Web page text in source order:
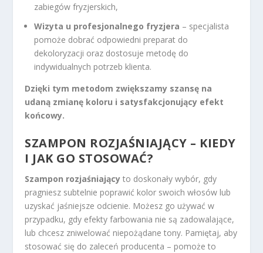
zabiegów fryzjerskich,
Wizyta u profesjonalnego fryzjera – specjalista
pomoże dobrać odpowiedni preparat do
dekoloryzacji oraz dostosuje metodę do
indywidualnych potrzeb klienta.
Dzięki tym metodom zwiększamy szansę na
udaną zmianę koloru i satysfakcjonujący efekt
końcowy.
SZAMPON ROZJAŚNIAJĄCY – KIEDY
I JAK GO STOSOWAĆ?
Szampon rozjaśniający to doskonały wybór, gdy
pragniesz subtelnie poprawić kolor swoich włosów lub
uzyskać jaśniejsze odcienie. Możesz go używać w
przypadku, gdy efekty farbowania nie są zadowalające,
lub chcesz zniwelować niepożądane tony. Pamiętaj, aby
stosować się do zaleceń producenta – pomoże to